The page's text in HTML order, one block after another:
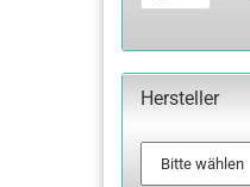
Hersteller